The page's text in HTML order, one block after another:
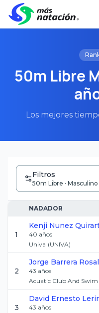
50m Libre
Los mejores
Filtros
50m Libre ·
NADADOR
1
Kenji Nunez
40 años
Univa (UNIVA)
2
Jorge Barrera
43 años
Acuatic Club And Swim
3
David Ernesto
43 años